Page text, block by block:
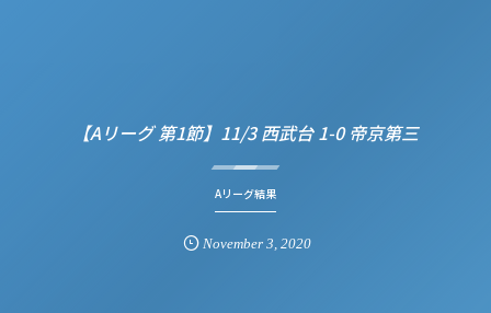
【Aリーグ 第1節】11/3 西武台 1-0 帝京第三
Aリーグ結果
November 3,2020